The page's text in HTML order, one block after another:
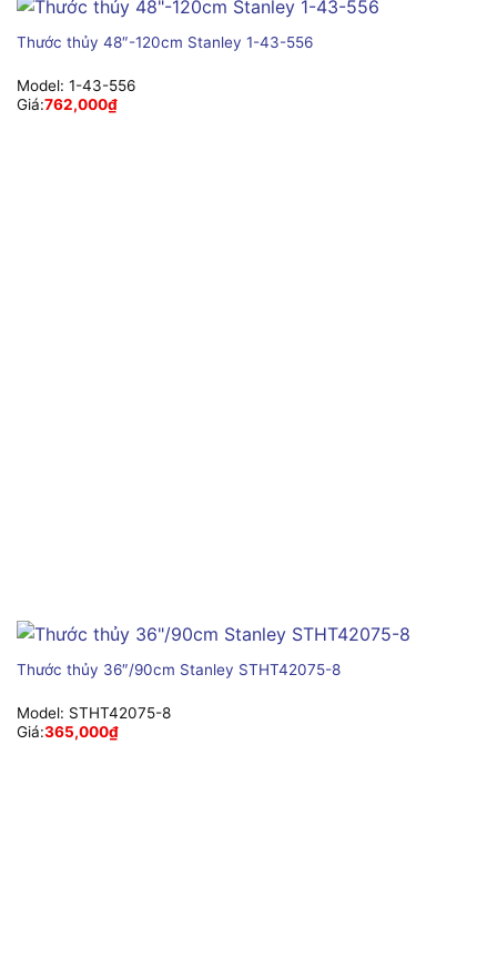
Thước thủy 48″-120cm Stanley 1-43-556
Model: 1-43-556
Giá:762,000₫
Thước thủy 36″/90cm Stanley STHT42075-8
Model: STHT42075-8
Giá:365,000₫